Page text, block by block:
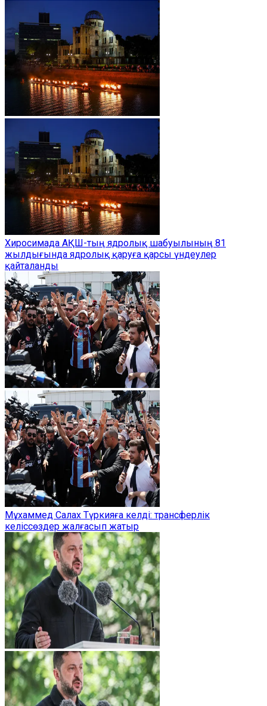
Хиросимада АҚШ-тың ядролық шабуылының 81
жылдығында ядролық қаруға қарсы үндеулер
қайталанды
Мұхаммед Салах Түркияға келді: трансферлік
келіссөздер жалғасып жатыр